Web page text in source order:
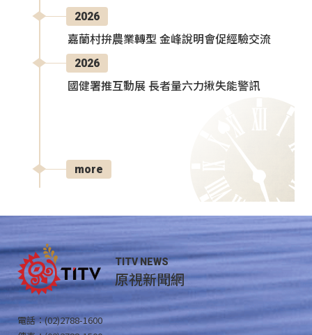
2026
嘉蘭村拚農業轉型 金峰說明會促經驗交流
2026
國健署推互動展 長者量六力揪失能警訊
more
TITV NEWS
原視新聞網
電話：(02)2788-1600